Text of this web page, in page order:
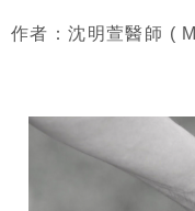
作者：沈明萱醫師 (